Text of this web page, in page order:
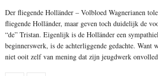
Der fliegende Holländer – Volbloed Wagnerianen
fliegende Holländer, maar geven toch duidelijk de
“de” Tristan. Eigenlijk is de Holländer een
beginnerswerk, is de achterliggende gedachte. Want
niet ooit zelf van mening dat zijn jeugdwerk